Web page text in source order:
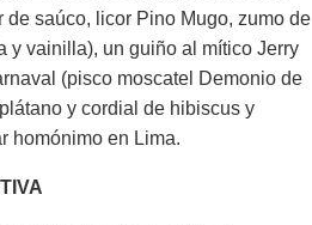
de saúco, licor Pino Mugo, zumo de
y vainilla), un guiño al mítico Jerry
(pisco moscatel Demonio de
y cordial de hibiscus y
homónimo en Lima.